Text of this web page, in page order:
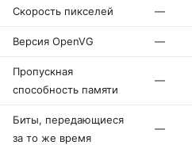
Скорость пикселей —
Версия OpenVG —
Пропускная
способность памяти
—
Биты, передающиеся
за то же время
—